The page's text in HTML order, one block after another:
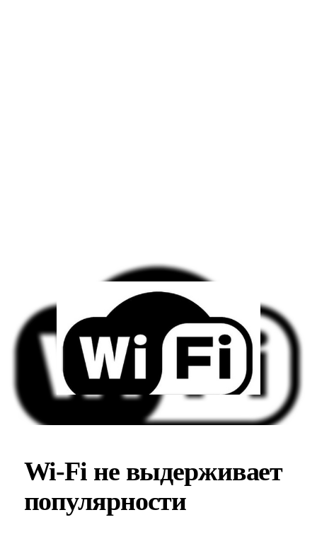
Wi-Fi не выдерживает
популярности